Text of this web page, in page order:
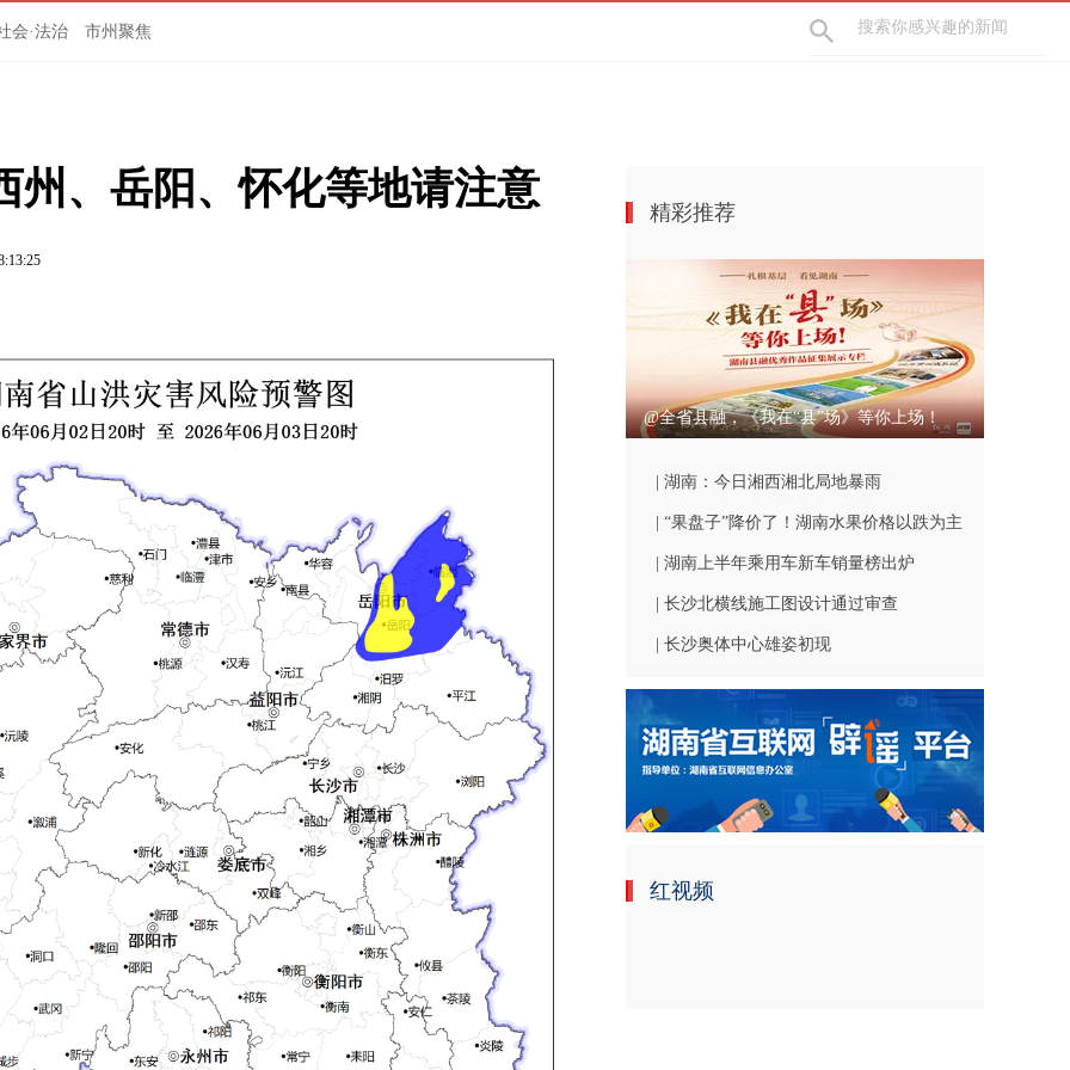
会·法治 市州聚焦
州、岳阳、怀化等地请注意 精彩推荐
@全省县融，《我在“县”场》等你上场！
| 湖南：今日湘西湘北局地暴雨
| “果盘子”降价了！湖南水果价格以跌为主
| 湖南上半年乘用车新车销量榜出炉
| 长沙北横线施工图设计通过审查
| 长沙奥体中心雄姿初现
红视频